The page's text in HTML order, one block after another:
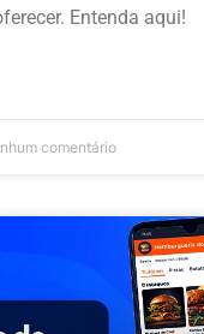
Entenda aqui!
comentário